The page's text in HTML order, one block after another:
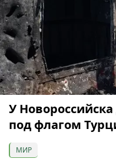
У
под флагом
МИР